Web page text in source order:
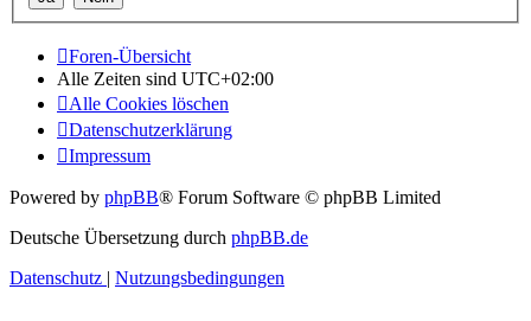
Foren-Übersicht
Alle Zeiten sind UTC+02:00
Alle Cookies löschen
Datenschutzerklärung
Impressum
Powered by phpBB® Forum Software © phpBB Limited
Deutsche Übersetzung durch phpBB.de
Datenschutz | Nutzungsbedingungen